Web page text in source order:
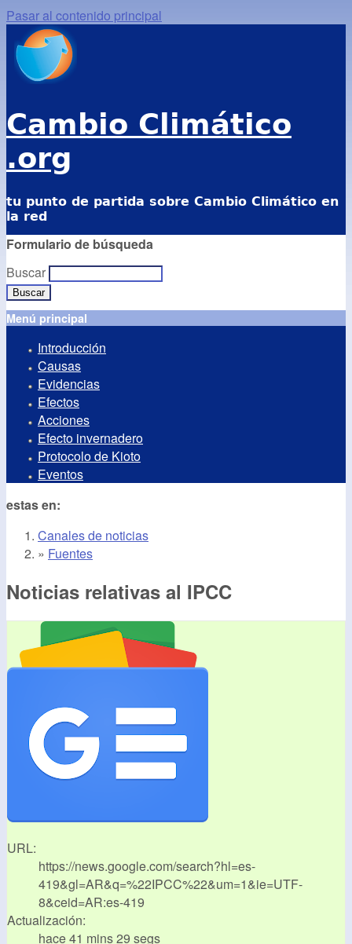
Pasar al contenido principal
Cambio Climático
.org
tu punto de partida sobre Cambio Climático en
la red
Formulario de búsqueda
Buscar
Menú principal
Introducción
Causas
Evidencias
Efectos
Acciones
Efecto invernadero
Protocolo de Kioto
Eventos
estas en:
Canales de noticias
» Fuentes
Noticias relativas al IPCC
URL:
https://news.google.com/search?hl=es-
419&gl=AR&q=%22IPCC%22&um=1&ie=UTF-
8&ceid=AR:es-419
Actualización:
hace 41 mins 29 segs